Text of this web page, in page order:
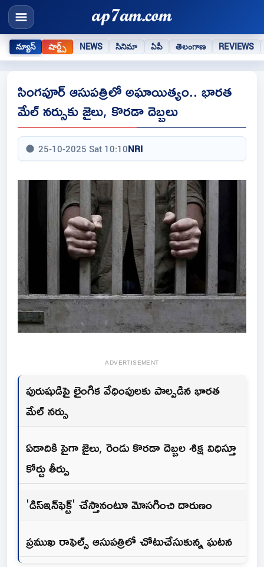
న్యూస్ షార్ట్స్ NEWS సినిమా ఏపీ తెలంగాణ REVIEWS
సింగపూర్ ఆసుపత్రిలో అఘాయిత్యం.. భారత
మేల్ నర్సుకు జైలు, కొరడా దెబ్బలు
25-10-2025 Sat 10:10NRI
ADVERTISEMENT
పురుషుడిపై లైంగిక వేధింపులకు పాల్పడిన భారత
మేల్ నర్సు
ఏడాదికి పైగా జైలు, రెండు కొరడా దెబ్బల శిక్ష‌ విధిస్తూ
కోర్టు తీర్పు
'డిస్‌ఇన్‌ఫెక్ట్' చేస్తానంటూ మోసగించి దారుణం
ప్రముఖ రాఫెల్స్ ఆసుపత్రిలో చోటుచేసుకున్న ఘటన